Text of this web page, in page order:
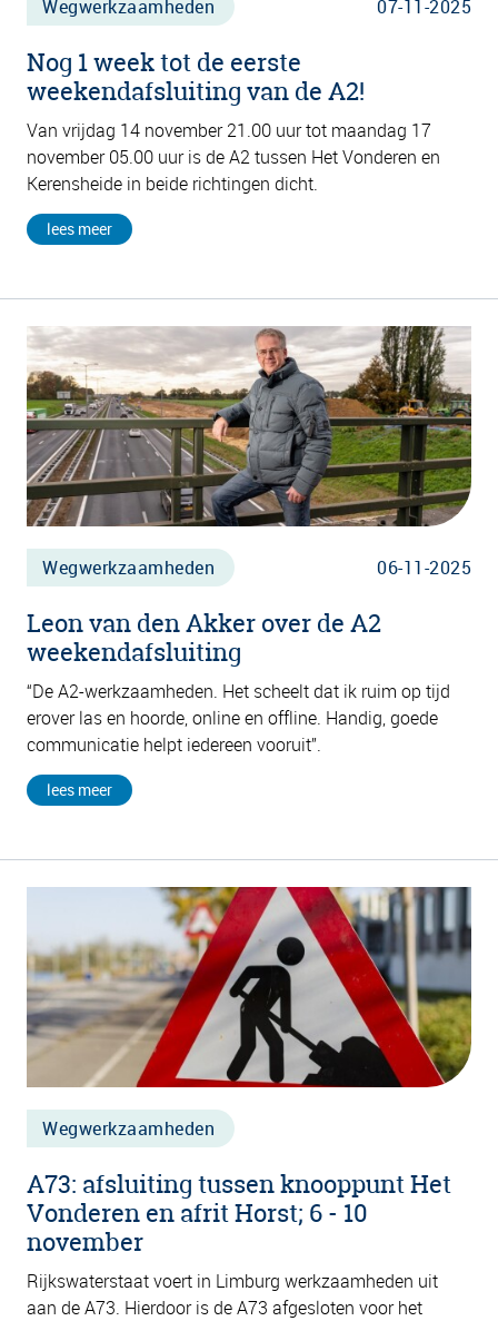
Wegwerkzaamheden 07-11-2025
Nog 1 week tot de eerste
weekendafsluiting van de A2!
Van vrijdag 14 november 21.00 uur tot maandag 17
november 05.00 uur is de A2 tussen Het Vonderen en
Kerensheide in beide richtingen dicht.
lees meer
Wegwerkzaamheden 06-11-2025
Leon van den Akker over de A2
weekendafsluiting
“De A2-werkzaamheden. Het scheelt dat ik ruim op tijd
erover las en hoorde, online en offline. Handig, goede
communicatie helpt iedereen vooruit”.
lees meer
Wegwerkzaamheden
A73: afsluiting tussen knooppunt Het
Vonderen en afrit Horst; 6 - 10
november
Rijkswaterstaat voert in Limburg werkzaamheden uit
aan de A73. Hierdoor is de A73 afgesloten voor het